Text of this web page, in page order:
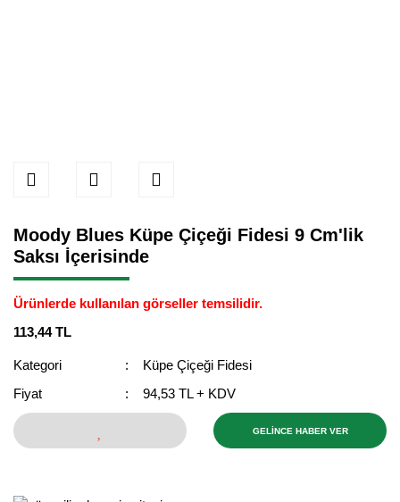
Moody Blues Küpe Çiçeği Fidesi 9 Cm'lik
Saksı İçerisinde
Ürünlerde kullanılan görseller temsilidir.
113,44 TL
Kategori
Küpe Çiçeği Fidesi
Fiyat
94,53 TL + KDV
GELİNCE HABER VER